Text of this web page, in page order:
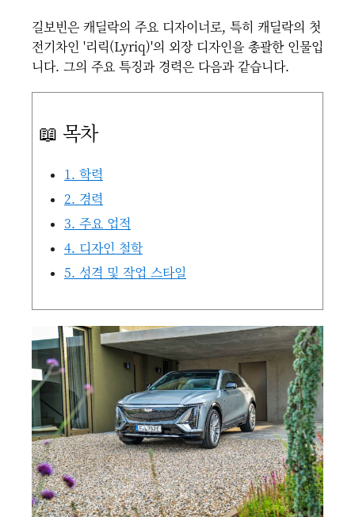
길보빈은 캐딜락의 주요 디자이너로, 특히 캐딜락의 첫
전기차인 '리릭(Lyriq)'의 외장 디자인을 총괄한 인물입
니다. 그의 주요 특징과 경력은 다음과 같습니다.
📖 목차
1. 학력
2. 경력
3. 주요 업적
4. 디자인 철학
5. 성격 및 작업 스타일